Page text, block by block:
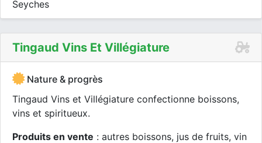
Seyches
Tingaud Vins Et Villégiature
Nature & progrès
Tingaud Vins et Villégiature confectionne boissons,
vins et spiritueux.
Produits en vente : autres boissons, jus de fruits, vin